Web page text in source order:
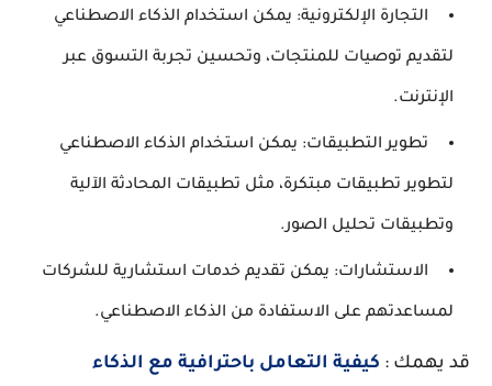
التجارة الإلكترونية: يمكن استخدام الذكاء الاصطناعي
لتقديم توصيات للمنتجات، وتحسين تجربة التسوق عبر
الإنترنت.
تطوير التطبيقات: يمكن استخدام الذكاء الاصطناعي
لتطوير تطبيقات مبتكرة، مثل تطبيقات المحادثة الآلية
وتطبيقات تحليل الصور.
الاستشارات: يمكن تقديم خدمات استشارية للشركات
لمساعدتهم على الاستفادة من الذكاء الاصطناعي.
قد يهمك : كيفية التعامل باحترافية مع الذكاء